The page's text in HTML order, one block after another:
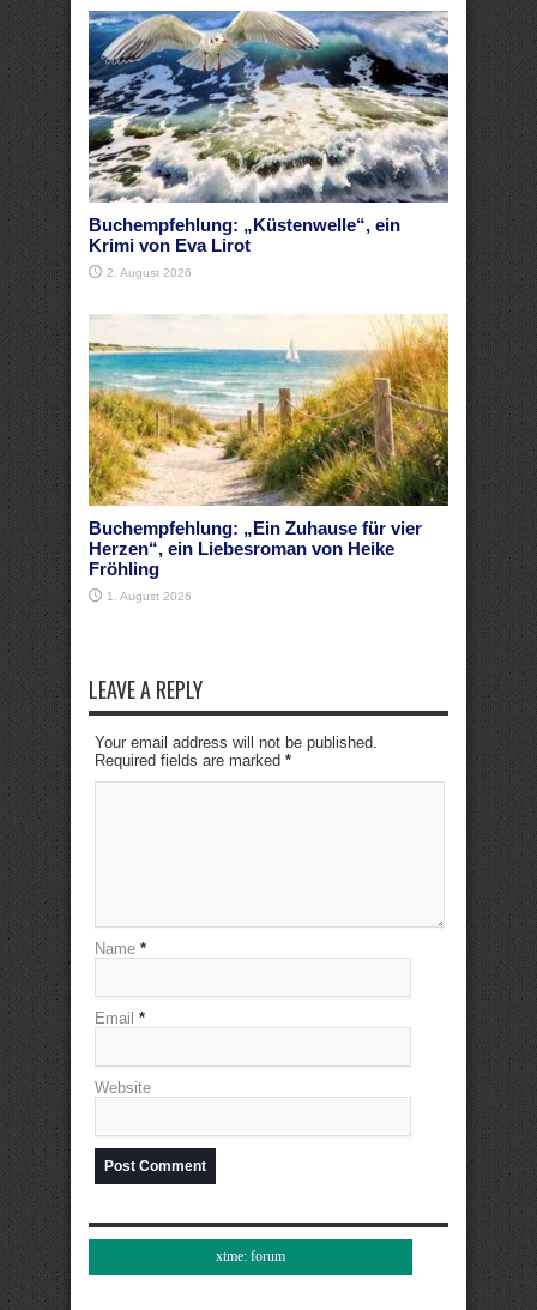
Buchempfehlung: „Küstenwelle“, ein
Krimi von Eva Lirot
2. August 2026
Buchempfehlung: „Ein Zuhause für vier
Herzen“, ein Liebesroman von Heike
Fröhling
1. August 2026
LEAVE A REPLY
Your email address will not be published.
Required fields are marked *
Name *
Email *
Website
xtme: forum